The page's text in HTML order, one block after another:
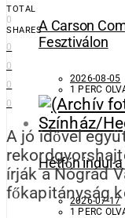
A Carson
Fesztiválon
2026-08-05
1 PERC
Hétfőn indul
2026-07-17
1 PERC
TOTAL
0
SHARES
0
0
0
0
A jó idővel
írják a Nógrád
főkapitányság